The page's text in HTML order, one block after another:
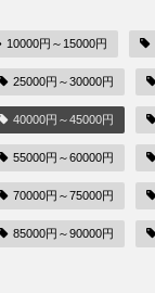
10000円～15000円
25000円～30000円
40000円～45000円
55000円～60000円
70000円～75000円
85000円～90000円